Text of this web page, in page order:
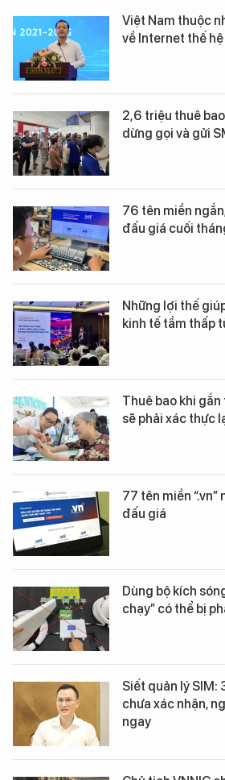
Việt Nam thuộc
về Internet thế
2,6 triệu thuê
dừng gọi và gửi
76 tên miền
đấu giá cuối
Những lợi thế
kinh tế tầm thấp
Thuê bao khi
sẽ phải xác thực
77 tên miền “.vn”
đấu giá
Dùng bộ kích
chạy” có thể bị
Siết quản lý SIM:
chưa xác nhận,
ngay